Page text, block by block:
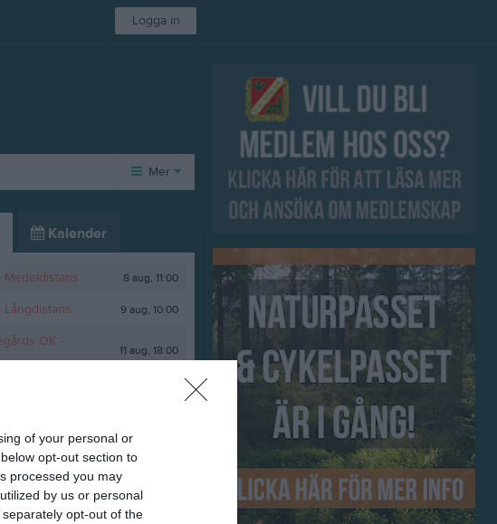
of your personal or
opt-out section to
processed you may
by us or personal
opt-out of the
Logga in
Mer
Besökarstatistik
Kalender
Medeldistans 8 aug, 11:00
Långdistans 9 aug, 10:00
OK -
11 aug, 18:00
Kalenderöversikt
föreningen